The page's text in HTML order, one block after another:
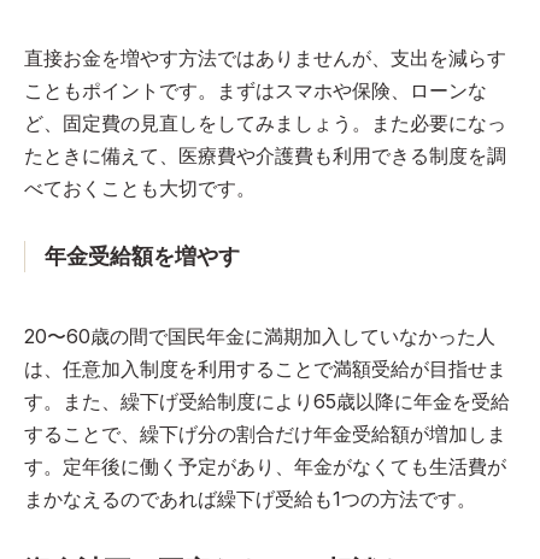
直接お金を増やす方法ではありませんが、支出を減らす
こともポイントです。まずはスマホや保険、ローンな
ど、固定費の見直しをしてみましょう。また必要になっ
たときに備えて、医療費や介護費も利用できる制度を調
べておくことも大切です。
年金受給額を増やす
20〜60歳の間で国民年金に満期加入していなかった人
は、任意加入制度を利用することで満額受給が目指せま
す。また、繰下げ受給制度により65歳以降に年金を受給
することで、繰下げ分の割合だけ年金受給額が増加しま
す。定年後に働く予定があり、年金がなくても生活費が
まかなえるのであれば繰下げ受給も1つの方法です。